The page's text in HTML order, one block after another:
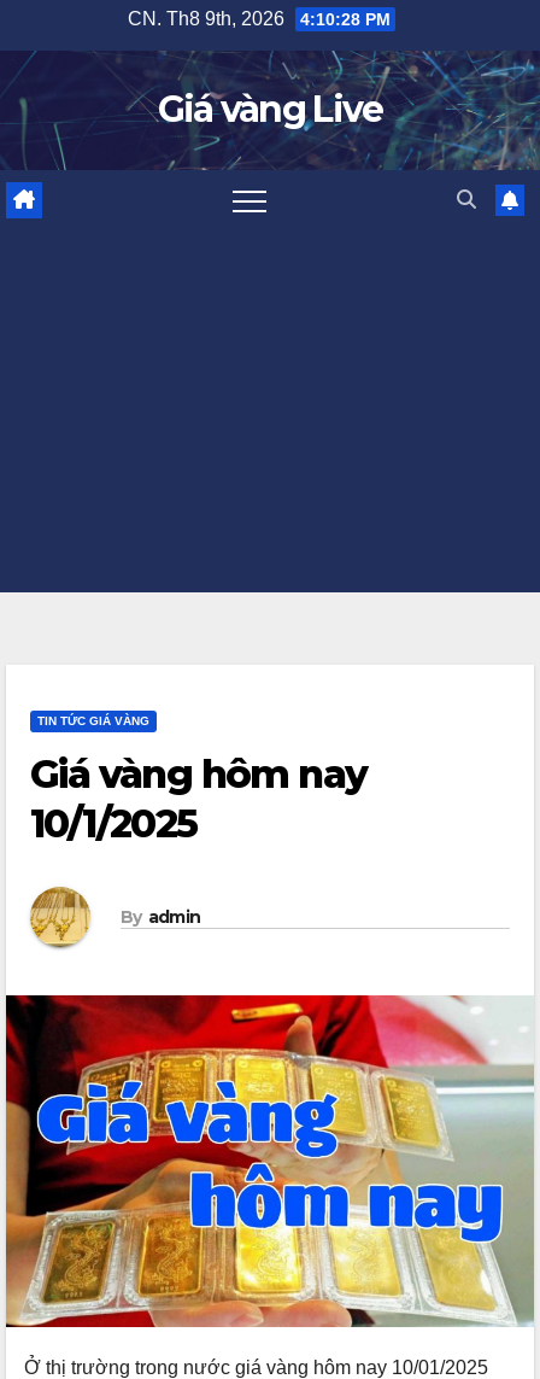
content
CN. Th8 9th, 2026 4:10:29 PM
Giá vàng Live
TIN TỨC GIÁ VÀNG
Giá vàng hôm nay
10/1/2025
By admin
Ở thị trường trong nước giá vàng hôm nay 10/01/2025